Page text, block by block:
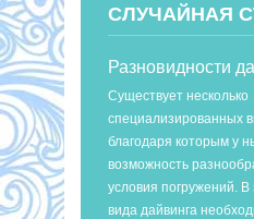
СЛУЧАЙНАЯ
Разновидности
Существует несколько
специализированных
благодаря которым у
возможность
условия погружений. В
вида дайвинга